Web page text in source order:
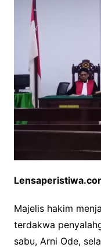
Majelis hakim
terdakwa
sabu, Arni Ode,